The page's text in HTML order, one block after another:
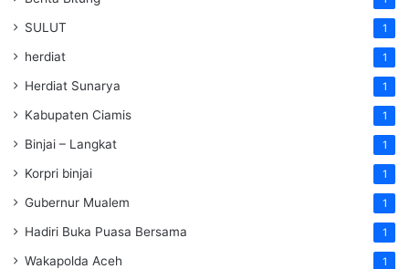
SULUT 1
herdiat 1
Herdiat Sunarya 1
Kabupaten Ciamis 1
Binjai – Langkat 1
Korpri binjai 1
Gubernur Mualem 1
Hadiri Buka Puasa Bersama 1
Wakapolda Aceh 1